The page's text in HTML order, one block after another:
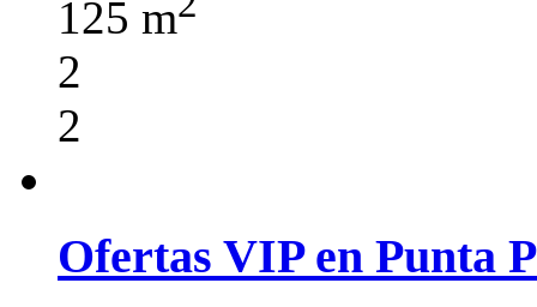
125 m
2
2
Ofertas VIP en Punta